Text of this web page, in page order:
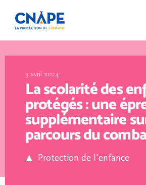
3 avril 2024
La scolarité des
protégés : une
supplémentaire
parcours du
Protection de l'enfance